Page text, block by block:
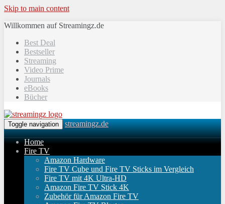
Skip to main content
Willkommen auf Streamingz.de
Best Deal
Bestseller
Streaming
Video Prime
Journals
eBooks
Bücher
Toggle navigation streamingz.de
Home
Fire TV
Amazon Hardware
Fire TV Cube und Fire TV Sticks im Vergleich
Fire TV mit 4K Ultra-HD
Amazon Fire TV Stick 4K
Zubehör für Amazon Fire TV